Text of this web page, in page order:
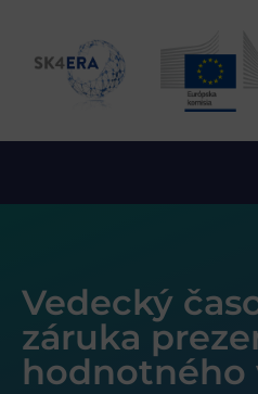
Vedecký
záruka
hodnotného